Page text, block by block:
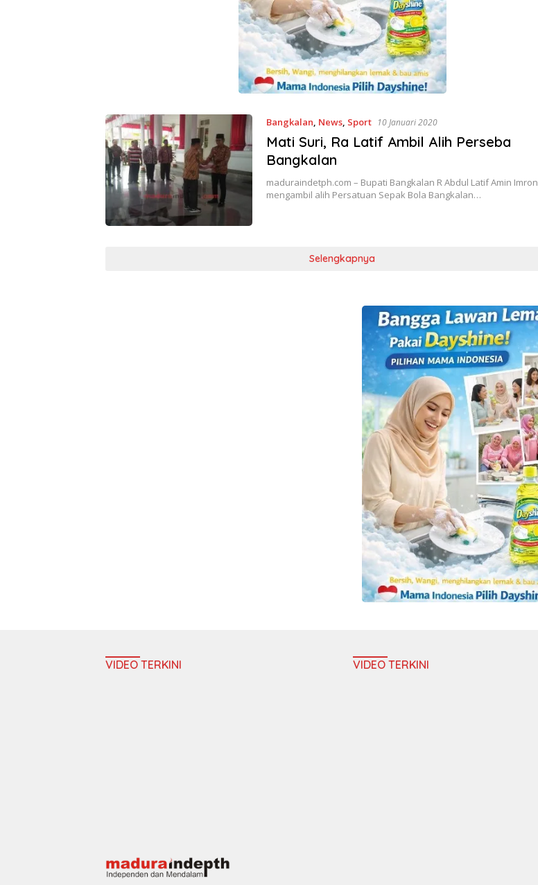
Bangkalan, News, Sport 10 Januari 2020
Mati Suri, Ra Latif Ambil Alih Perseba
Bangkalan
maduraindetph.com – Bupati Bangkalan R Abdul Latif Amin Imron
mengambil alih Persatuan Sepak Bola Bangkalan…
Selengkapnya
VIDEO TERKINI VIDEO TERKINI